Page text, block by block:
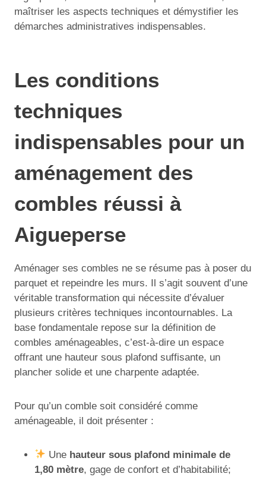
maîtriser les aspects techniques et démystifier les
démarches administratives indispensables.
Les conditions
techniques
indispensables pour un
aménagement des
combles réussi à
Aigueperse
Aménager ses combles ne se résume pas à poser du
parquet et repeindre les murs. Il s’agit souvent d’une
véritable transformation qui nécessite d’évaluer
plusieurs critères techniques incontournables. La
base fondamentale repose sur la définition de
combles aménageables, c’est-à-dire un espace
offrant une hauteur sous plafond suffisante, un
plancher solide et une charpente adaptée.
Pour qu’un comble soit considéré comme
aménageable, il doit présenter :
Une hauteur sous plafond minimale de
1,80 mètre, gage de confort et d’habitabilité;